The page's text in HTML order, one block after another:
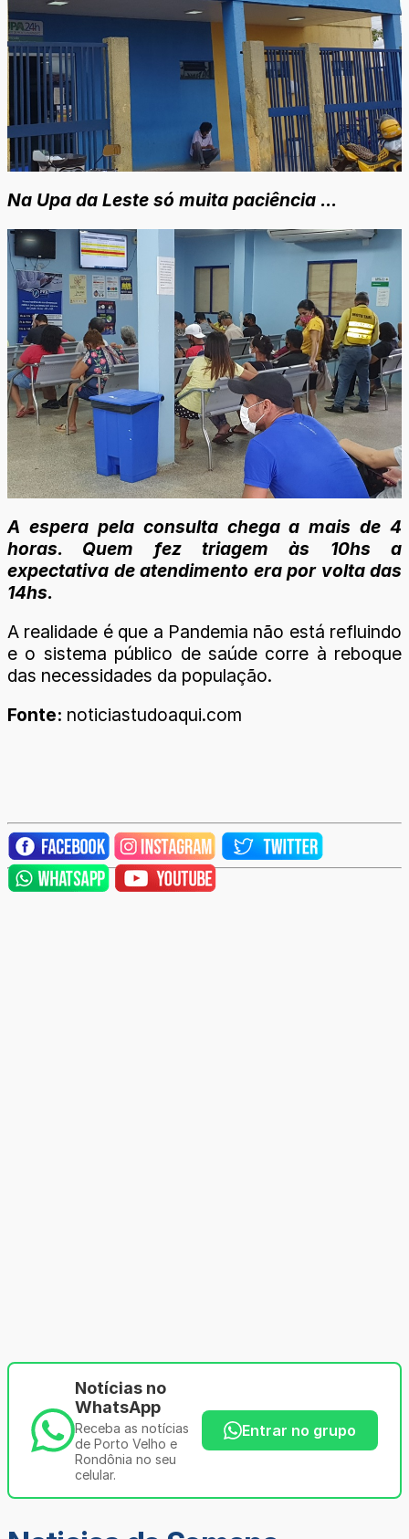
Na Upa da Leste só muita paciência ...
A espera pela consulta chega a mais de 4
horas. Quem fez triagem às 10hs a
expectativa de atendimento era por volta das
14hs.
A realidade é que a Pandemia não está refluindo
e o sistema público de saúde corre à reboque
das necessidades da população.
Fonte: noticiastudoaqui.com
Notícias no
WhatsApp
Receba as notícias
de Porto Velho e
Rondônia no seu
celular.
Entrar no grupo